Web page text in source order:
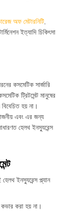
অফ মেটারনিটি,
ইত্যাদি চিকিৎসা
কসমেটিক সার্জারি
ট্রিটমেন্ট মানুষের
হয় না।
এবং এর জন্য
হেলথ ইনস্যুরেন্স
ইনস্যুরেন্স প্ল্যান
কভার করা হয় না।